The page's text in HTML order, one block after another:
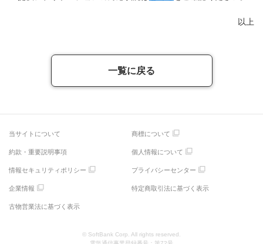
以上
一覧に戻る
当サイトについて 商標について
約款・重要説明事項 個人情報について
情報セキュリティポリシー プライバシーセンター
企業情報 特定商取引法に基づく表示
古物営業法に基づく表示
© SoftBank Corp. All rights reserved.